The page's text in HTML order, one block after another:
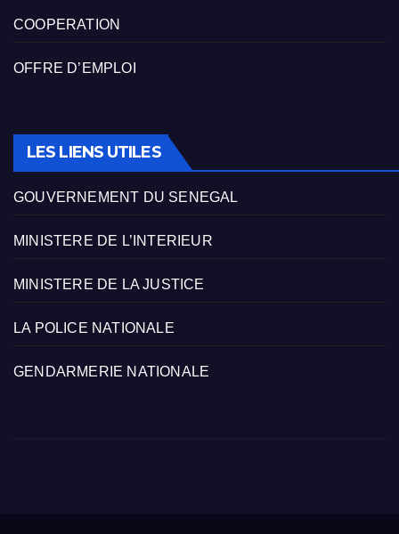
COOPERATION
OFFRE D’EMPLOI
LES LIENS UTILES
GOUVERNEMENT DU SENEGAL
MINISTERE DE L’INTERIEUR
MINISTERE DE LA JUSTICE
LA POLICE NATIONALE
GENDARMERIE NATIONALE